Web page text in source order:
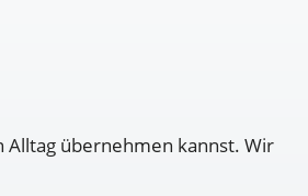
übernehmen kannst. Wir